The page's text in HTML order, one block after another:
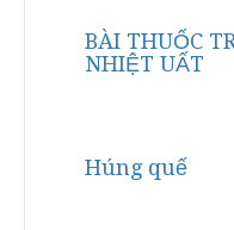
BÀI THUỐC
NHIỆT UẤT
Húng quế